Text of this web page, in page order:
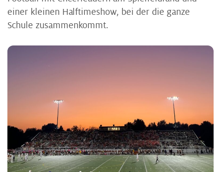
einer kleinen Halftimeshow, bei der die ganze
Schule zusammenkommt.